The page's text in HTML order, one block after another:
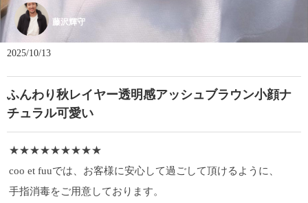
藤沢輝守
2025/10/13
ふんわり秋レイヤー透明感アッシュブラウン小顔ナ
チュラル可愛い
★★★★★★★★★
coo et fuuでは、お客様に安心して過ごして頂けるように、
手指消毒をご用意しております。